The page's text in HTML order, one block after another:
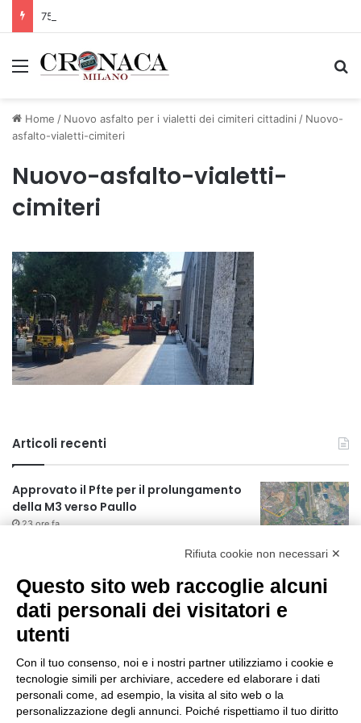
Menu
Home / Nuovo asfalto per i vialetti dei cimiteri cittadini / Nuovo-
asfalto-vialetti-cimiteri
Nuovo-asfalto-vialetti-
cimiteri
Articoli recenti
Approvato il Pfte per il prolungamento
della M3 verso Paullo
23 ore fa
75 anni di INFN. La comunità, la storia, il
futuro della ricerca in fisica
fondamentale in Italia
23 ore fa
Milano Aiuta Estate, 1600 prestazioni di
assistenza attivate
1 giorno fa
Il potenziale invisibile: come la
Rifiuta cookie non necessari ✕
Questo sito web raccoglie alcuni
dati personali dei visitatori e
utenti
Con il tuo consenso, noi e i nostri partner utilizziamo i cookie e
tecnologie simili per archiviare, accedere ed elaborare i dati
personali come, ad esempio, la visita al sito web o la
personalizzazione degli annunci. Poiché rispettiamo il tuo diritto